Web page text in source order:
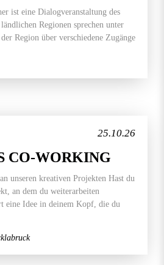
ist eine Dialogveranstaltung des
Regionen sprechen unter
Region über verschiedene Zugänge
25.10.26
CO-WORKING
unseren kreativen Projekten Hast du
an dem du weiterarbeiten
eine Idee in deinem Kopf, die du